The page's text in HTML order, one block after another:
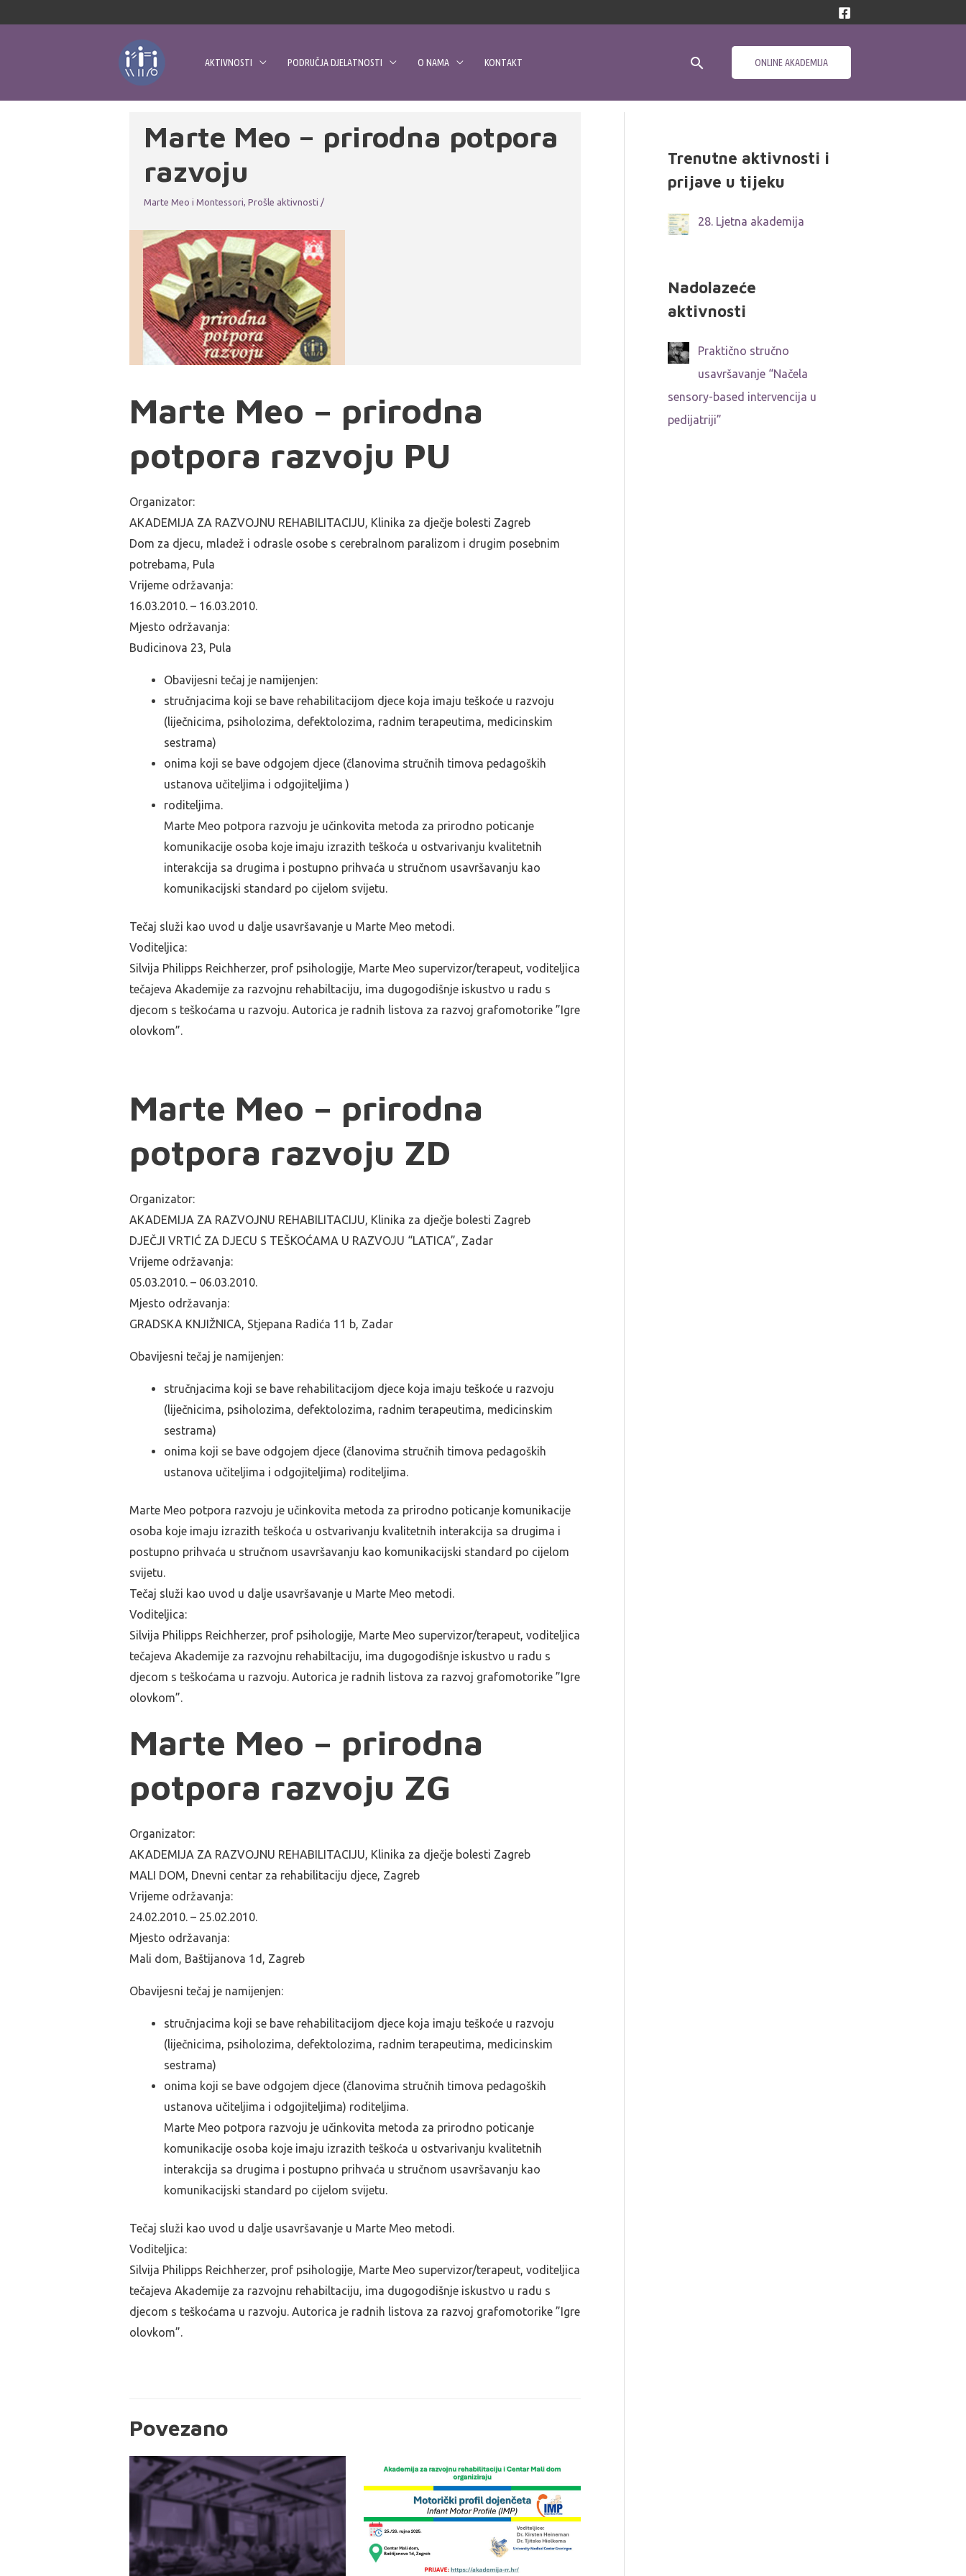
AKTIVNOSTI PODRUČJA DJELATNOSTI O NAMA KONTAKT Search ONLINE AKADEMIJA
Marte Meo – prirodna potpora
razvoju
Marte Meo i Montessori, Prošle aktivnosti /
Marte Meo – prirodna
potpora razvoju PU
Organizator:
AKADEMIJA ZA RAZVOJNU REHABILITACIJU, Klinika za dječje bolesti Zagreb
Dom za djecu, mladež i odrasle osobe s cerebralnom paralizom i drugim posebnim
potrebama, Pula
Vrijeme održavanja:
16.03.2010. – 16.03.2010.
Mjesto održavanja:
Budicinova 23, Pula
Obavijesni tečaj je namijenjen:
stručnjacima koji se bave rehabilitacijom djece koja imaju teškoće u razvoju
(liječnicima, psiholozima, defektolozima, radnim terapeutima, medicinskim
sestrama)
onima koji se bave odgojem djece (članovima stručnih timova pedagoških
ustanova učiteljima i odgojiteljima )
roditeljima.
Marte Meo potpora razvoju je učinkovita metoda za prirodno poticanje
komunikacije osoba koje imaju izrazith teškoća u ostvarivanju kvalitetnih
interakcija sa drugima i postupno prihvaća u stručnom usavršavanju kao
komunikacijski standard po cijelom svijetu.
Tečaj služi kao uvod u dalje usavršavanje u Marte Meo metodi.
Voditeljica:
Silvija Philipps Reichherzer, prof psihologije, Marte Meo supervizor/terapeut, voditeljica
tečajeva Akademije za razvojnu rehabiltaciju, ima dugogodišnje iskustvo u radu s
djecom s teškoćama u razvoju. Autorica je radnih listova za razvoj grafomotorike ”Igre
olovkom”.
Marte Meo – prirodna
potpora razvoju ZD
Organizator:
AKADEMIJA ZA RAZVOJNU REHABILITACIJU, Klinika za dječje bolesti Zagreb
DJEČJI VRTIĆ ZA DJECU S TEŠKOĆAMA U RAZVOJU “LATICA”, Zadar
Vrijeme održavanja:
05.03.2010. – 06.03.2010.
Mjesto održavanja:
GRADSKA KNJIŽNICA, Stjepana Radića 11 b, Zadar
Obavijesni tečaj je namijenjen:
stručnjacima koji se bave rehabilitacijom djece koja imaju teškoće u razvoju
(liječnicima, psiholozima, defektolozima, radnim terapeutima, medicinskim
sestrama)
onima koji se bave odgojem djece (članovima stručnih timova pedagoških
ustanova učiteljima i odgojiteljima) roditeljima.
Marte Meo potpora razvoju je učinkovita metoda za prirodno poticanje komunikacije
osoba koje imaju izrazith teškoća u ostvarivanju kvalitetnih interakcija sa drugima i
postupno prihvaća u stručnom usavršavanju kao komunikacijski standard po cijelom
svijetu.
Tečaj služi kao uvod u dalje usavršavanje u Marte Meo metodi.
Voditeljica:
Silvija Philipps Reichherzer, prof psihologije, Marte Meo supervizor/terapeut, voditeljica
tečajeva Akademije za razvojnu rehabiltaciju, ima dugogodišnje iskustvo u radu s
djecom s teškoćama u razvoju. Autorica je radnih listova za razvoj grafomotorike ”Igre
olovkom”.
Marte Meo – prirodna
potpora razvoju ZG
Organizator:
AKADEMIJA ZA RAZVOJNU REHABILITACIJU, Klinika za dječje bolesti Zagreb
MALI DOM, Dnevni centar za rehabilitaciju djece, Zagreb
Vrijeme održavanja:
24.02.2010. – 25.02.2010.
Mjesto održavanja:
Mali dom, Baštijanova 1d, Zagreb
Obavijesni tečaj je namijenjen:
stručnjacima koji se bave rehabilitacijom djece koja imaju teškoće u razvoju
(liječnicima, psiholozima, defektolozima, radnim terapeutima, medicinskim
sestrama)
onima koji se bave odgojem djece (članovima stručnih timova pedagoških
ustanova učiteljima i odgojiteljima) roditeljima.
Marte Meo potpora razvoju je učinkovita metoda za prirodno poticanje
komunikacije osoba koje imaju izrazith teškoća u ostvarivanju kvalitetnih
interakcija sa drugima i postupno prihvaća u stručnom usavršavanju kao
komunikacijski standard po cijelom svijetu.
Tečaj služi kao uvod u dalje usavršavanje u Marte Meo metodi.
Voditeljica:
Silvija Philipps Reichherzer, prof psihologije, Marte Meo supervizor/terapeut, voditeljica
tečajeva Akademije za razvojnu rehabiltaciju, ima dugogodišnje iskustvo u radu s
djecom s teškoćama u razvoju. Autorica je radnih listova za razvoj grafomotorike ”Igre
olovkom”.
Povezano
Trenutne aktivnosti i
prijave u tijeku
28. Ljetna akademija
Nadolazeće
aktivnosti
Praktično stručno
usavršavanje “Načela
sensory-based intervencija u
pedijatriji”